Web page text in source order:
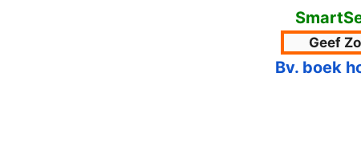
Bv. boek